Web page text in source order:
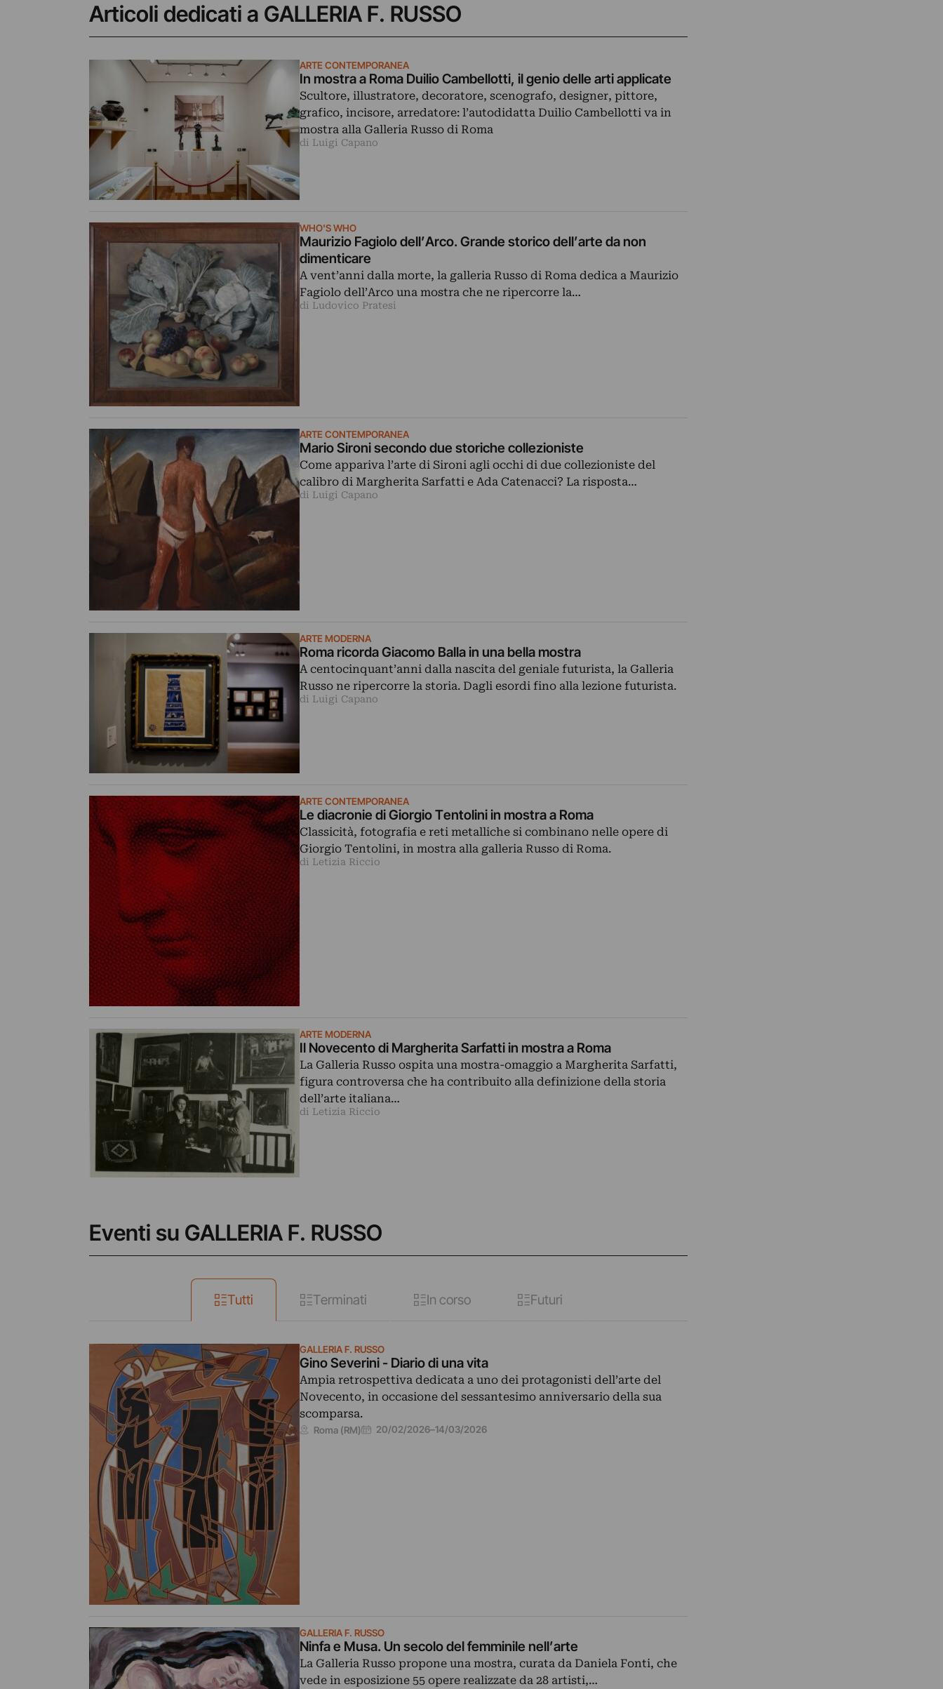
Articoli dedicati a GALLERIA F. RUSSO
ARTE CONTEMPORANEA
In mostra a Roma Duilio Cambellotti, il genio delle arti applicate
Scultore, illustratore, decoratore, scenografo, designer, pittore,
grafico, incisore, arredatore: l’autodidatta Duilio Cambellotti va in
mostra alla Galleria Russo di Roma
di Luigi Capano
WHO'S WHO
Maurizio Fagiolo dell’Arco. Grande storico dell’arte da non
dimenticare
A vent’anni dalla morte, la galleria Russo di Roma dedica a Maurizio
Fagiolo dell’Arco una mostra che ne ripercorre la…
di Ludovico Pratesi
ARTE CONTEMPORANEA
Mario Sironi secondo due storiche collezioniste
Come appariva l’arte di Sironi agli occhi di due collezioniste del
calibro di Margherita Sarfatti e Ada Catenacci? La risposta…
di Luigi Capano
ARTE MODERNA
Roma ricorda Giacomo Balla in una bella mostra
A centocinquant’anni dalla nascita del geniale futurista, la Galleria
Russo ne ripercorre la storia. Dagli esordi fino alla lezione futurista.
di Luigi Capano
ARTE CONTEMPORANEA
Le diacronie di Giorgio Tentolini in mostra a Roma
Classicità, fotografia e reti metalliche si combinano nelle opere di
Giorgio Tentolini, in mostra alla galleria Russo di Roma.
di Letizia Riccio
ARTE MODERNA
Il Novecento di Margherita Sarfatti in mostra a Roma
La Galleria Russo ospita una mostra-omaggio a Margherita Sarfatti,
figura controversa che ha contribuito alla definizione della storia
dell’arte italiana…
di Letizia Riccio
Eventi su GALLERIA F. RUSSO
Tutti Terminati In corso Futuri
GALLERIA F. RUSSO
Gino Severini - Diario di una vita
Ampia retrospettiva dedicata a uno dei protagonisti dell’arte del
Novecento, in occasione del sessantesimo anniversario della sua
scomparsa.
Roma (RM) 20/02/2026–14/03/2026
GALLERIA F. RUSSO
Ninfa e Musa. Un secolo del femminile nell’arte
La Galleria Russo propone una mostra, curata da Daniela Fonti, che
vede in esposizione 55 opere realizzate da 28 artisti,…